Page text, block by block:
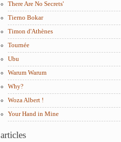
There Are No Secrets'
Tierno Bokar
Timon d'Athènes
Tournée
Ubu
Warum Warum
Why?
Woza Albert !
Your Hand in Mine
articles